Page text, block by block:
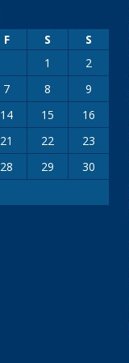
F S
S
1
2
7 8
9
14 15
16
21 22
23
28 29
30